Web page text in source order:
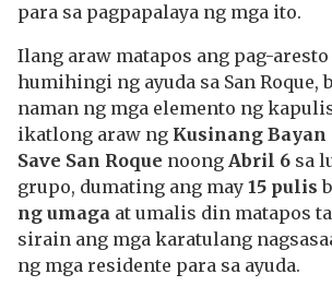
para sa pagpapalaya ng mga ito.
Ilang araw matapos ang pag-aresto
humihingi ng ayuda sa San Roque,
naman ng mga elemento ng
ikatlong araw ng Kusinang Bayan
Save San Roque noong Abril 6 sa
grupo, dumating ang may 15 pulis
ng umaga at umalis din matapos
sirain ang mga karatulang
ng mga residente para sa ayuda.